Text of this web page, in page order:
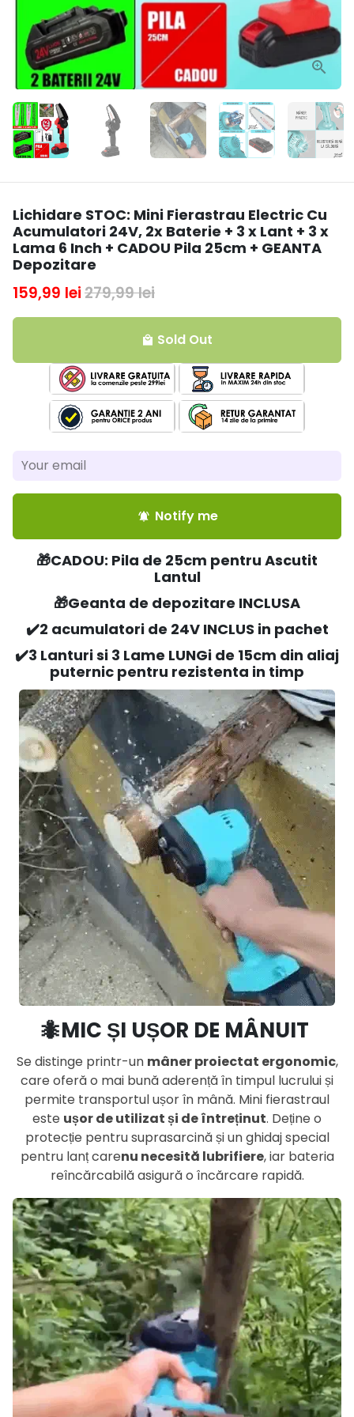
Lichidare STOC: Mini Fierastrau Electric Cu
Acumulatori 24V, 2x Baterie + 3 x Lant + 3 x
Lama 6 Inch + CADOU Pila 25cm + GEANTA
Depozitare
159,99 lei279,99 lei
local_mall Sold Out
notifications_active Notify me
🎁CADOU: Pila de 25cm pentru Ascutit
Lantul
🎁Geanta de depozitare INCLUSA
✔️2 acumulatori de 24V INCLUS in pachet
✔️3 Lanturi si 3 Lame LUNGi de 15cm din aliaj
puternic pentru rezistenta in timp
🐜MIC ȘI UȘOR DE MÂNUIT
Se distinge printr-un mâner proiectat ergonomic,
care oferă o mai bună aderență în timpul lucrului și
permite transportul ușor în mână. Mini fierastraul
este ușor de utilizat și de întreținut. Deține o
protecție pentru suprasarcină și un ghidaj special
pentru lanț carenu necesită lubrifiere, iar bateria
reîncărcabilă asigură o încărcare rapidă.